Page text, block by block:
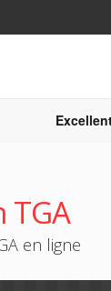
TGA
en ligne